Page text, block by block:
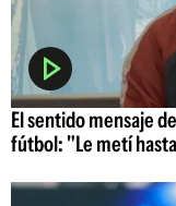
El sentido mensaje
fútbol: "Le metí